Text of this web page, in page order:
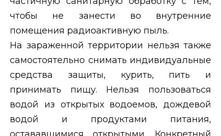
чтобы не занести во внутренние
помещения радиоактивную пыль.
На зараженной территории нельзя также
самостоятельно снимать индивидуальные
средства защиты, курить, пить и
принимать пищу. Нельзя пользоваться
водой из открытых водоемов, дождевой
водой и продуктами питания,